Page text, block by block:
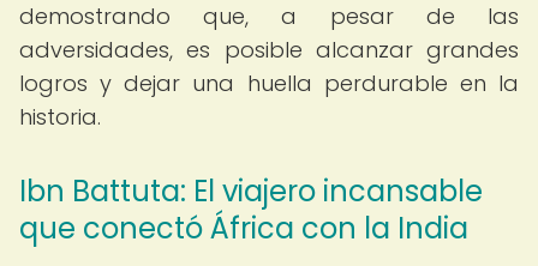
demostrando que, a pesar de las
adversidades, es posible alcanzar grandes
logros y dejar una huella perdurable en la
historia.
Ibn Battuta: El viajero incansable
que conectó África con la India